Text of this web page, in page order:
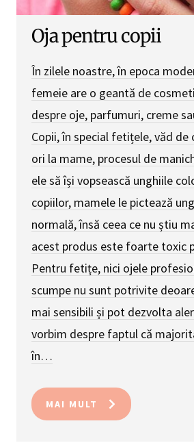
Oja pentru copii
În zilele noastre, în epoca
femeie are o geantă de
despre oje, parfumuri, creme
Copii, în special fetițele, văd de
ori la mame, procesul de
ele să își vopsească unghiile
copiilor, mamele le pictează
normală, însă ceea ce nu știu
acest produs este foarte toxic
Pentru fetițe, nici ojele
scumpe nu sunt potrivite
mai sensibili și pot dezvolta
vorbim despre faptul că
în…
MAI MULT